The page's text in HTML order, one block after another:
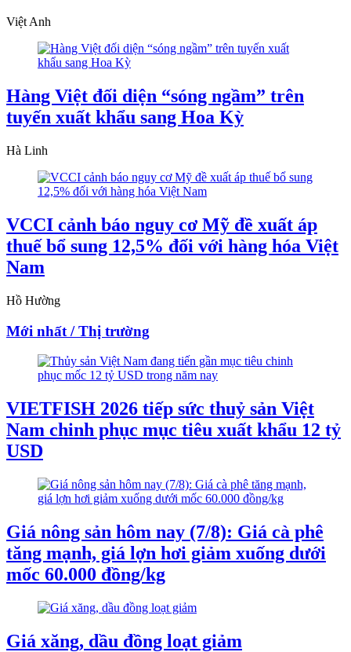
Việt Anh
Hàng Việt đối diện “sóng ngầm” trên
tuyến xuất khẩu sang Hoa Kỳ
Hà Linh
VCCI cảnh báo nguy cơ Mỹ đề xuất áp
thuế bổ sung 12,5% đối với hàng hóa Việt
Nam
Hồ Hường
Mới nhất / Thị trường
VIETFISH 2026 tiếp sức thuỷ sản Việt
Nam chinh phục mục tiêu xuất khẩu 12 tỷ
USD
Giá nông sản hôm nay (7/8): Giá cà phê
tăng mạnh, giá lợn hơi giảm xuống dưới
mốc 60.000 đồng/kg
Giá xăng, dầu đồng loạt giảm